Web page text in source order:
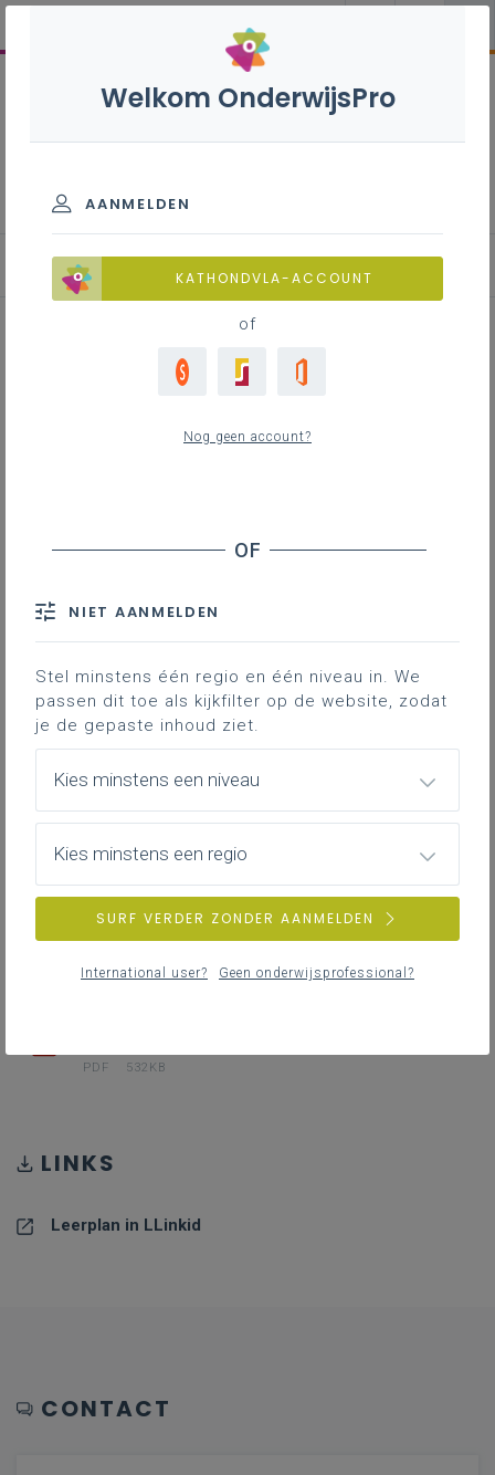
Leerplan
Hieronder vind je de definitieve en
volledig afgewerkte versie van het
leerplan in Word; enkel deze versie
is geldig voor de volledige 2de en
3de graad vanaf 1 september 2024.
DOWNLOADS
WORD 303KB
PDF 532KB
LINKS
Leerplan in LLinkid
CONTACT
Welkom OnderwijsPro
AANMELDEN
KATHONDVLA-ACCOUNT
of
Nog geen account?
NIET AANMELDEN
Stel minstens één regio en één niveau in. We
passen dit toe als kijkfilter op de website, zodat
je de gepaste inhoud ziet.
Kies minstens een niveau
Kies minstens een regio
SURF VERDER ZONDER AANMELDEN
International user? Geen onderwijsprofessional?